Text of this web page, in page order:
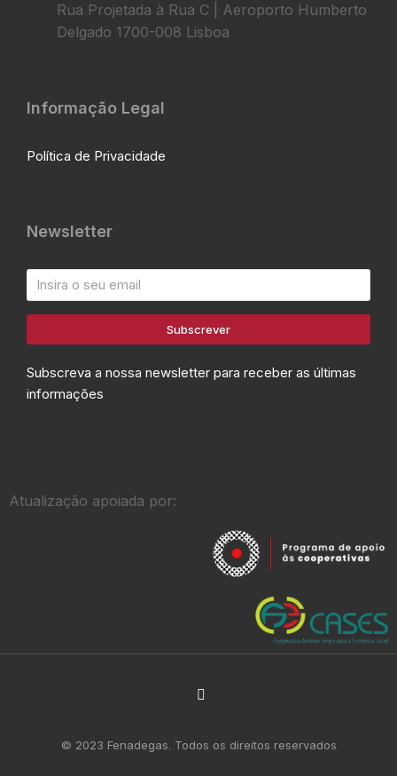
Rua Projetada à Rua C | Aeroporto Humberto
Delgado 1700-008 Lisboa
Informação Legal
Política de Privacidade
Newsletter
Subscrever
Subscreva a nossa newsletter para receber as últimas
informações
Atualização apoiada por:
© 2023 Fenadegas. Todos os direitos reservados